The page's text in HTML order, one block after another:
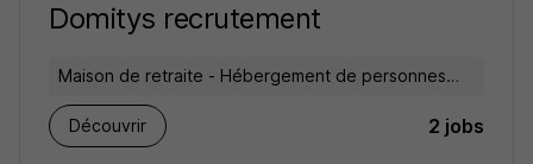
Domitys recrutement
Maison de retraite - Hébergement de personnes
âgées
Découvrir
2 jobs